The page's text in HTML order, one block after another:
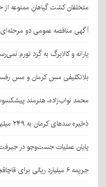
متخلفان کشت گیاهان ممنوعه
آگهی مناقصه عمومی دو مرحله‌ای به شماره ۰۵-
یارانه و کالابرگ به گرد تورم
بلاتکلیفی مس کرمان و مس
محمد نواب‌زاده، هنرمند
ذخیره سدهای کرمان به ۲۴۹ میلیون مترمکعب رسید
پایان عملیات جست‌وجو در جیرفت؛ کودک ۴ ساله
جریمه ۶ میلیارد ریالی برای قاچاقچی نارنگی پاکستانی در بافت